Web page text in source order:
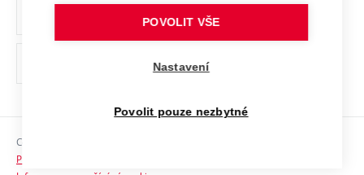
Ochrana osobních údajů
odkaz)
Sociální bezpečí
HR Award
Copyright © 2026 VUT
Prohlášení o přístupnosti
POVOLIT VŠE
Nastavení
Povolit pouze nezbytné